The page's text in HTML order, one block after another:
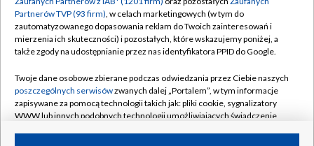
Centrum informacji TVP
Naziemna Telewizja Cyfrowa
Rada Programowa
System NOS
Informacje o nadawcy
Moje zgody
Pomoc
Kontakt
Kanały
Partnerów TVP (93 firm), w celach marketingowych (w tym do
zautomatyzowanego dopasowania reklam do Twoich zainteresowań i
mierzenia ich skuteczności) i pozostałych, które wskazujemy poniżej, a
także zgody na udostępnianie przez nas identyfikatora PPID do Google.
Twoje dane osobowe zbierane podczas odwiedzania przez Ciebie naszych
poszczególnych serwisówzwanych dalej „Portalem”, w tym informacje
zapisywane za pomocą technologii takich jak: pliki cookie, sygnalizatory
WWW lub innych podobnych technologii umożliwiających świadczenie